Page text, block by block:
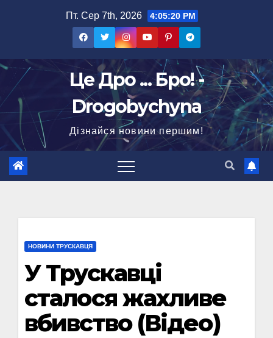
Пт. Сер 7th, 2026 4:05:20 PM
Це Дро ... Бро! -
Drogobychyna
Дізнайся новини першим!
НОВИНИ ТРУСКАВЦЯ
У Трускавці
сталося жахливе
вбивство (Відео)